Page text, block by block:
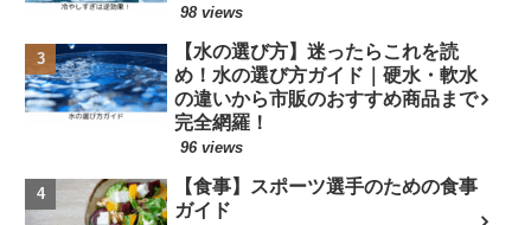
98 views
【水の選び方】迷ったらこれを読
め！水の選び方ガイド｜硬水・軟水
の違いから市販のおすすめ商品まで
完全網羅！
96 views
【食事】スポーツ選手のための食事
ガイド